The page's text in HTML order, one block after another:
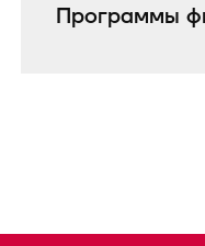
Программы